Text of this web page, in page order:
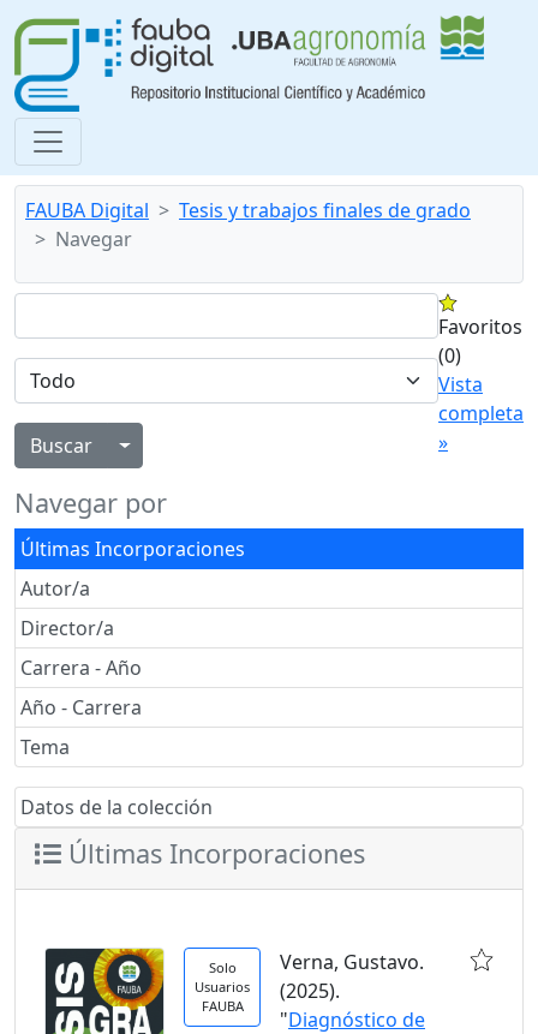
FAUBA Digital
Tesis y trabajos finales de grado
Navegar
Alternar menú desplegable
Favoritos
(0)
Vista
completa
»
Navegar por
Últimas Incorporaciones
Autor/a
Director/a
Carrera - Año
Año - Carrera
Tema
Datos de la colección
Últimas Incorporaciones
Solo
Usuarios
FAUBA
Verna, Gustavo.
(2025).
"Diagnóstico de